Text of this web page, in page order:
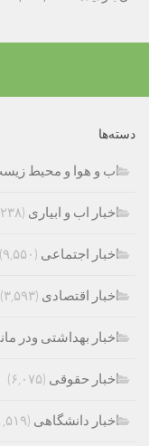
دسته‌ها
اب و هوا و محیط
اخبار اب و ابیاری (۲۳۸)
اخبار اجتماعی (۹,۵۵۰)
اخبار اقتصادی (۳,۵۹۳)
اخبار بهداشتی ودر
اخبار حقوقی (۶,۰۷۵)
اخبار دانشگاهی (۱,۵۱۹)